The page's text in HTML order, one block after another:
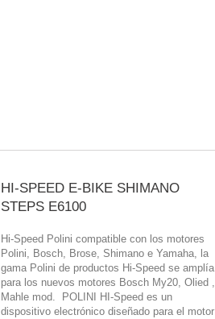
HI-SPEED E-BIKE SHIMANO
STEPS E6100
Hi-Speed Polini compatible con los motores
Polini, Bosch, Brose, Shimano e Yamaha, la
gama Polini de productos Hi-Speed se amplía
para los nuevos motores Bosch My20, Olied ,
Mahle mod. POLINI HI-Speed es un
dispositivo electrónico diseñado para el motor